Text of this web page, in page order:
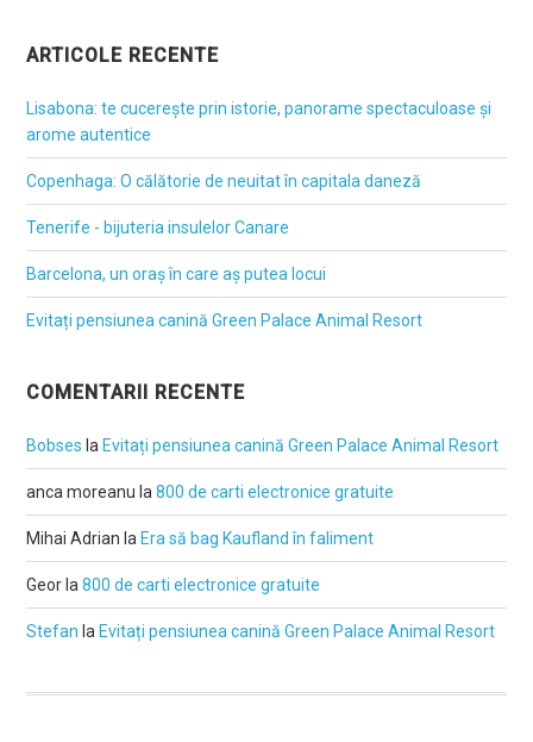
ARTICOLE RECENTE
Lisabona: te cucerește prin istorie, panorame spectaculoase și
arome autentice
Copenhaga: O călătorie de neuitat în capitala daneză
Tenerife - bijuteria insulelor Canare
Barcelona, un oraș în care aș putea locui
Evitați pensiunea canină Green Palace Animal Resort
COMENTARII RECENTE
Bobses la Evitați pensiunea canină Green Palace Animal Resort
anca moreanu la800 de carti electronice gratuite
Mihai Adrian la Era să bag Kaufland în faliment
Geor la800 de carti electronice gratuite
Stefan la Evitați pensiunea canină Green Palace Animal Resort